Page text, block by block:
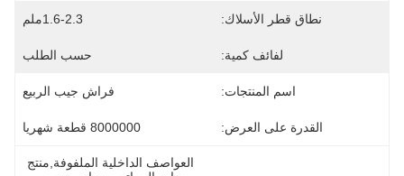
نطاق قطر الأسلاك: 1.6-2.3ملم
لفائف كمية: حسب الطلب
اسم المنتجات: فراش جيب الربيع
القدرة على العرض: 8000000 قطعة شهريا